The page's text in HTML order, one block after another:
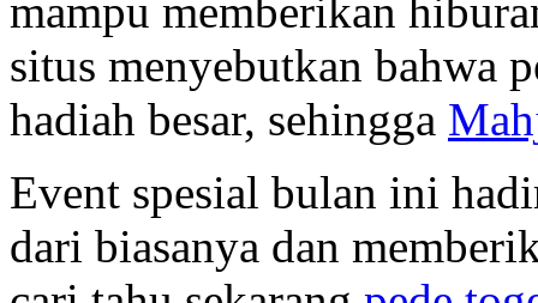
mampu memberikan
situs menyebutkan bahwa
hadiah besar, sehingga
Event spesial bulan ini
dari biasanya dan